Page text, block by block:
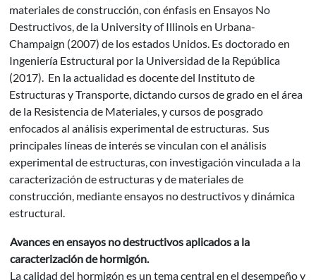
materiales de construcción, con énfasis en Ensayos No
Destructivos, de la University of Illinois en Urbana-
Champaign (2007) de los estados Unidos. Es doctorado en
Ingeniería Estructural por la Universidad de la República
(2017). En la actualidad es docente del Instituto de
Estructuras y Transporte, dictando cursos de grado en el área
de la Resistencia de Materiales, y cursos de posgrado
enfocados al análisis experimental de estructuras. Sus
principales líneas de interés se vinculan con el análisis
experimental de estructuras, con investigación vinculada a la
caracterización de estructuras y de materiales de
construcción, mediante ensayos no destructivos y dinámica
estructural.
Avances en ensayos no destructivos aplicados a la
caracterización de hormigón.
La calidad del hormigón es un tema central en el desempeño y